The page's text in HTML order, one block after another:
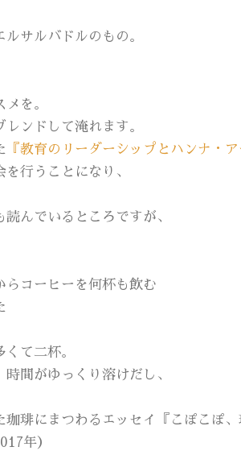
サルバドルのもの。
を。
ンドして淹れます。
『教育のリーダーシップとハンナ・
行うことになり、
んでいるところですが、
らコーヒーを何杯も飲む
て二杯。
時間がゆっくり溶けだし、
珈琲にまつわるエッセイ『こぽこぽ
年）